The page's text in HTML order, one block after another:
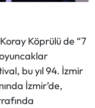
Köprülü de “7
bu yıl 94. İzmir
İzmir’de,